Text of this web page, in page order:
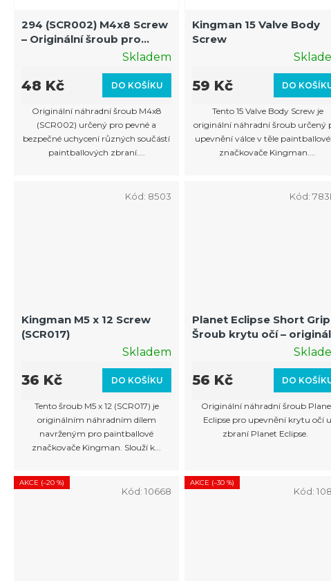
u
294 (SCR002) M4x8 Screw
– Originální šroub pro
paintballové zbraněSkladem
DO KOŠÍKU
48 Kč
Originální náhradní šroub M4x8
(SCR002) určený pro pevné a
bezpečné uchycení různých součástí
paintballových zbraní....
Kingman 15 Valve Body
Screw
DO
59 Kč
Tento 15 Valve Body Screw je
originální náhradní šroub určený
upevnění válce v těle
značkovače Kingman....
Kingman M5 x 12 Screw
(SCR017)
Skladem
DO KOŠÍKU
36 Kč
Tento šroub M5 x 12 (SCR017) je
originálním náhradním dílem
navrženým pro paintballové
značkovače Kingman. Slouží k...
Kód: 8503
Planet Eclipse Short
Šroub krytu očí –
DO
56 Kč
Originální náhradní šroub
Eclipse pro upevnění krytu očí u
zbraní Planet Eclipse.
Kód:
AKCE (–20 %)
Kód:10668
AKCE (–30 %)
Kód: